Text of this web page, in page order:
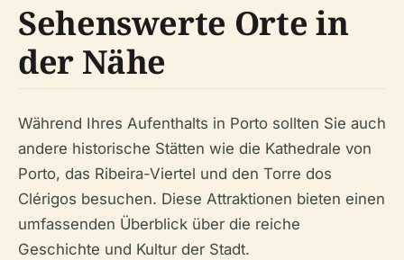
Sehenswerte Orte in
der Nähe
Während Ihres Aufenthalts in Porto sollten Sie auch
andere historische Stätten wie die Kathedrale von
Porto, das Ribeira-Viertel und den Torre dos
Clérigos besuchen. Diese Attraktionen bieten einen
umfassenden Überblick über die reiche
Geschichte und Kultur der Stadt.